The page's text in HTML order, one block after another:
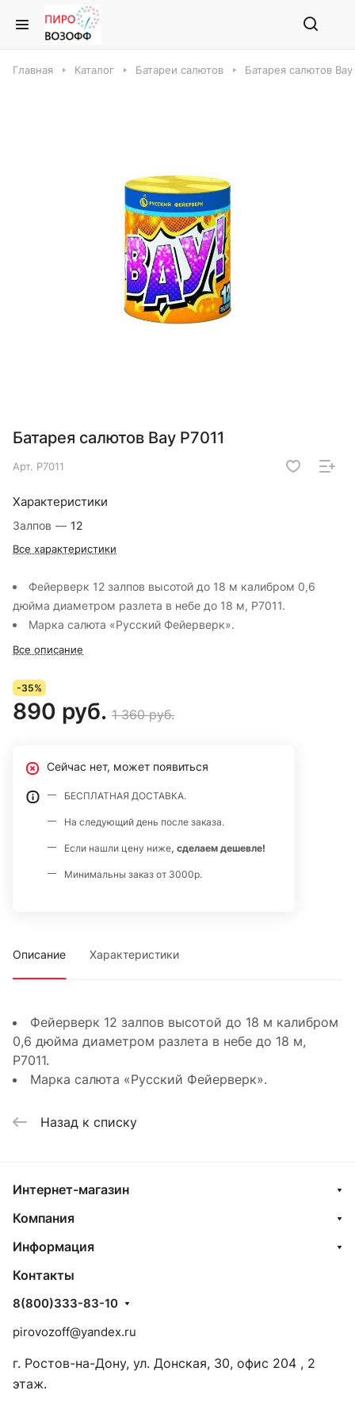
Главная Каталог Батареи салютов Батарея салютов Вау
Батарея салютов Вау Р7011
Арт. Р7011
Характеристики
Залпов — 12
Все характеристики
Фейерверк 12 залпов высотой до 18 м калибром 0,6
дюйма диаметром разлета в небе до 18 м, Р7011.
Марка салюта «Русский Фейерверк».
Все описание
-35%
890 руб. 1 360 руб.
Сейчас нет, может появиться
БЕСПЛАТНАЯ ДОСТАВКА.
На следующий день после заказа.
Если нашли цену ниже, сделаем дешевле!
Минимальны заказ от 3000р.
Описание Характеристики
Фейерверк 12 залпов высотой до 18 м калибром
0,6 дюйма диаметром разлета в небе до 18 м,
Р7011.
Марка салюта «Русский Фейерверк».
Назад к списку
Интернет-магазин
Компания
Информация
Контакты
8(800)333-83-10
pirovozoff@yandex.ru
г. Ростов-на-Дону, ул. Донская, 30, офис 204 , 2
этаж.